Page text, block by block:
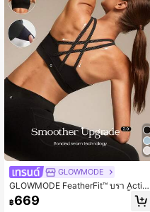
4.92 2.2M ผู้ติดตาม
4.92 2.2M ผู้ติดตาม
GLOWMODE
GLOWMODE FeatherFit™ บรา Activ
e แบบไขว้หลัง คอกลม ถอดฟองน้ำได้ เ
หมาะสำหรับโยคะ พิลาทิส สตูดิโอ ใส่ไ
฿669